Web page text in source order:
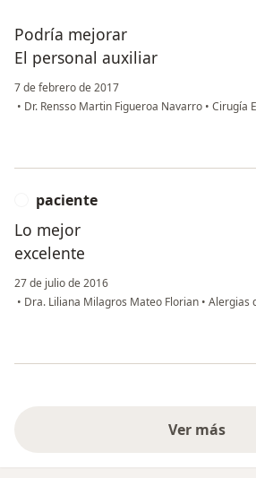
Podría mejorar
El personal auxiliar
7 de febrero de 2017
• Dr. Rensso Martin Figueroa Navarro • Cirugía
paciente
Lo mejor
excelente
27 de julio de 2016
• Dra. Liliana Milagros Mateo Florian • Alergias
Ver más